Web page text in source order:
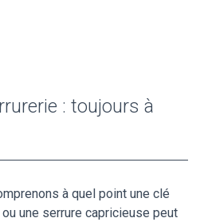
: toujours à
à quel point une clé
une serrure capricieuse peut